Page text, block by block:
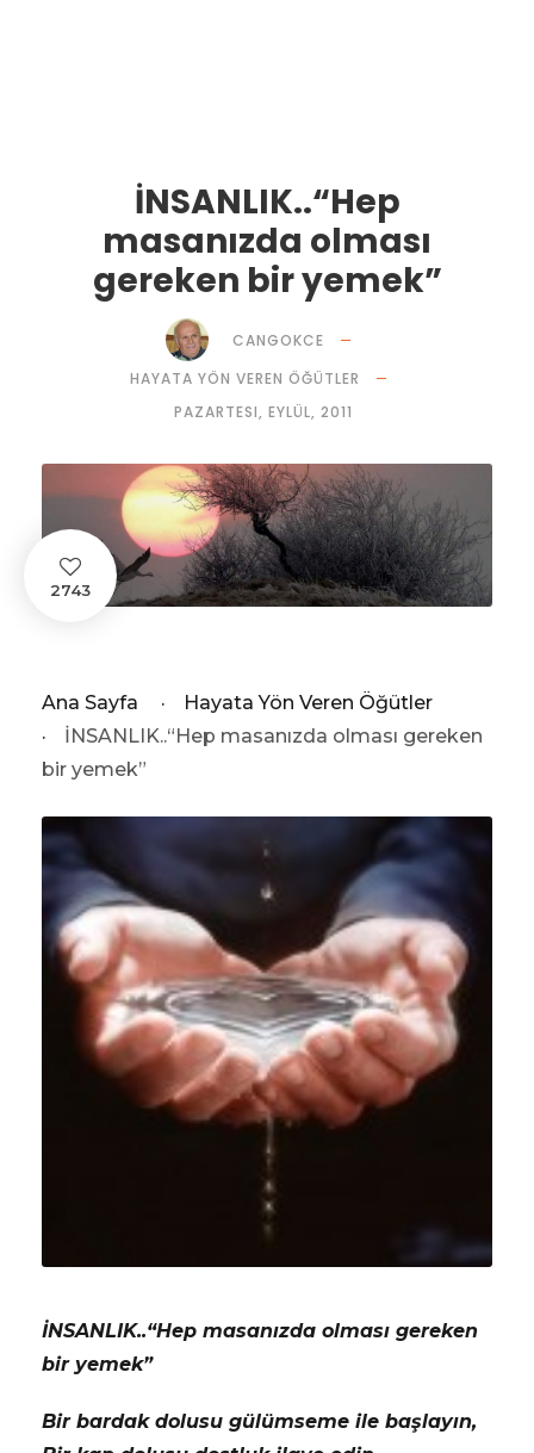
İNSANLIK..“Hep
masanızda olması
gereken bir yemek”
CANGOKCE
HAYATA YÖN VEREN ÖĞÜTLER
PAZARTESI, EYLÜL, 2011
2743
Ana Sayfa ·
Hayata Yön Veren Öğütler
·
İNSANLIK..“Hep masanızda olması gereken
bir yemek”
İNSANLIK..“Hep masanızda olması gereken
bir yemek”
Bir bardak dolusu gülümseme ile başlayın,